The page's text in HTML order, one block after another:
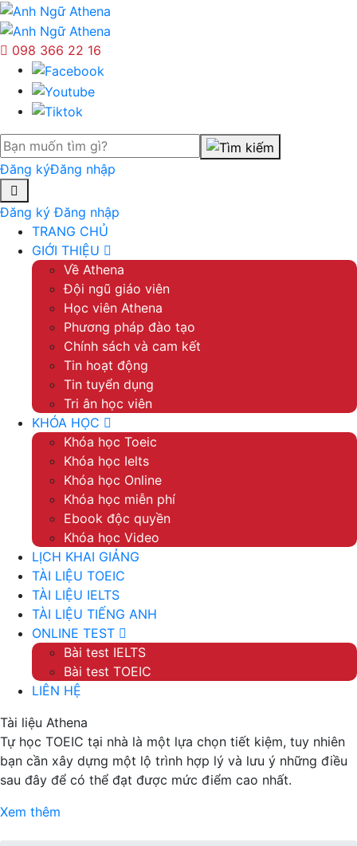
098 366 22 16
Đăng kýĐăng nhập
Đăng ký Đăng nhập
TRANG CHỦ
GIỚI THIỆU
Về Athena
Đội ngũ giáo viên
Học viên Athena
Phương pháp đào tạo
Chính sách và cam kết
Tin hoạt động
Tin tuyển dụng
Tri ân học viên
KHÓA HỌC
Khóa học Toeic
Khóa học Ielts
Khóa học Online
Khóa học miễn phí
Ebook độc quyền
Khóa học Video
LỊCH KHAI GIẢNG
TÀI LIỆU TOEIC
TÀI LIỆU IELTS
TÀI LIỆU TIẾNG ANH
ONLINE TEST
Bài test IELTS
Bài test TOEIC
LIÊN HỆ
Tài liệu Athena
Tự học TOEIC tại nhà là một lựa chọn tiết kiệm, tuy nhiên
bạn cần xây dựng một lộ trình hợp lý và lưu ý những điều
sau đây để có thể đạt được mức điểm cao nhất.
Xem thêm